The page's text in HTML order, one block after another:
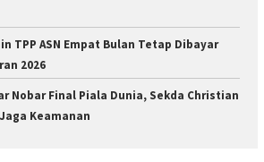
TPP ASN Empat Bulan Tetap Dibayar
2026
Nobar Final Piala Dunia, Sekda Christian
Keamanan